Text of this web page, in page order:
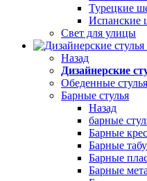
Турецкие
Испанские
Свет для улицы
Назад
Дизайнерские
Обеденные стулья
Барные стулья
Назад
барные
Барные
Барные
Барные
Барные